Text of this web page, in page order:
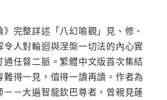
》完整詳述「八幻喻觀」見、修、
令人對輪迴與涅槃一切法的內心實
任督二脈。繁體中文版首次集結
得一見，值得一讀再讀。作者為
－大遍智龍欽巴尊者，曾親見蓮